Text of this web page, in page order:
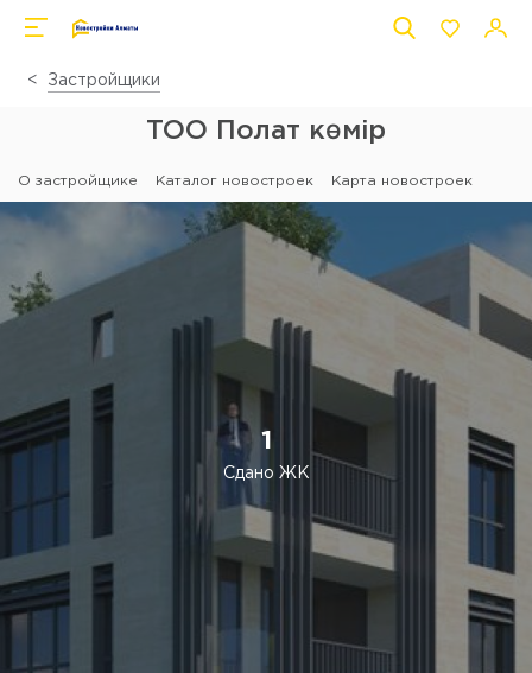
Застройщики
ТОО Полат көмір
О застройщике Каталог новостроек Карта новостроек
1
Сдано ЖК